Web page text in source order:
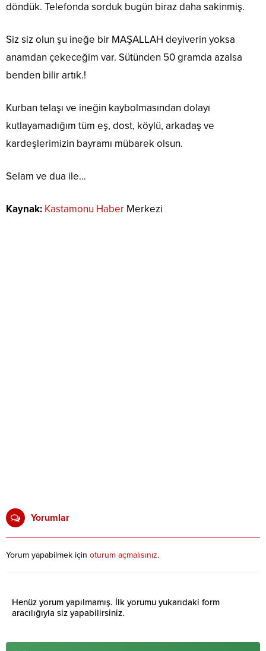
döndük. Telefonda sorduk bugün biraz daha sakinmiş.
Siz siz olun şu ineğe bir MAŞALLAH deyiverin yoksa
anamdan çekeceğim var. Sütünden 50 gramda azalsa
benden bilir artık.!
Kurban telaşı ve ineğin kaybolmasından dolayı
kutlayamadığım tüm eş, dost, köylü, arkadaş ve
kardeşlerimizin bayramı mübarek olsun.
Selam ve dua ile…
Kaynak: Kastamonu Haber Merkezi
Yorumlar
Yorum yapabilmek için oturum açmalısınız.
Henüz yorum yapılmamış. İlk yorumu yukarıdaki form
aracılığıyla siz yapabilirsiniz.